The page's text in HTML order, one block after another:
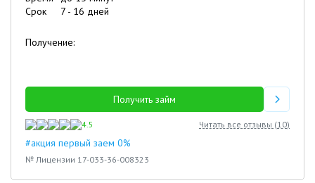
Срок
7 - 16 дней
Получение:
Получить займ
4.5 Читать все отзывы (10)
#акция первый заем 0%
№ Лицензии 17-033-36-008323